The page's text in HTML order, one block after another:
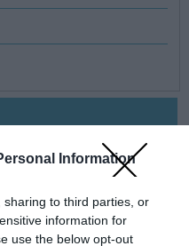
Information
to third parties, or
information for
use the below opt-out